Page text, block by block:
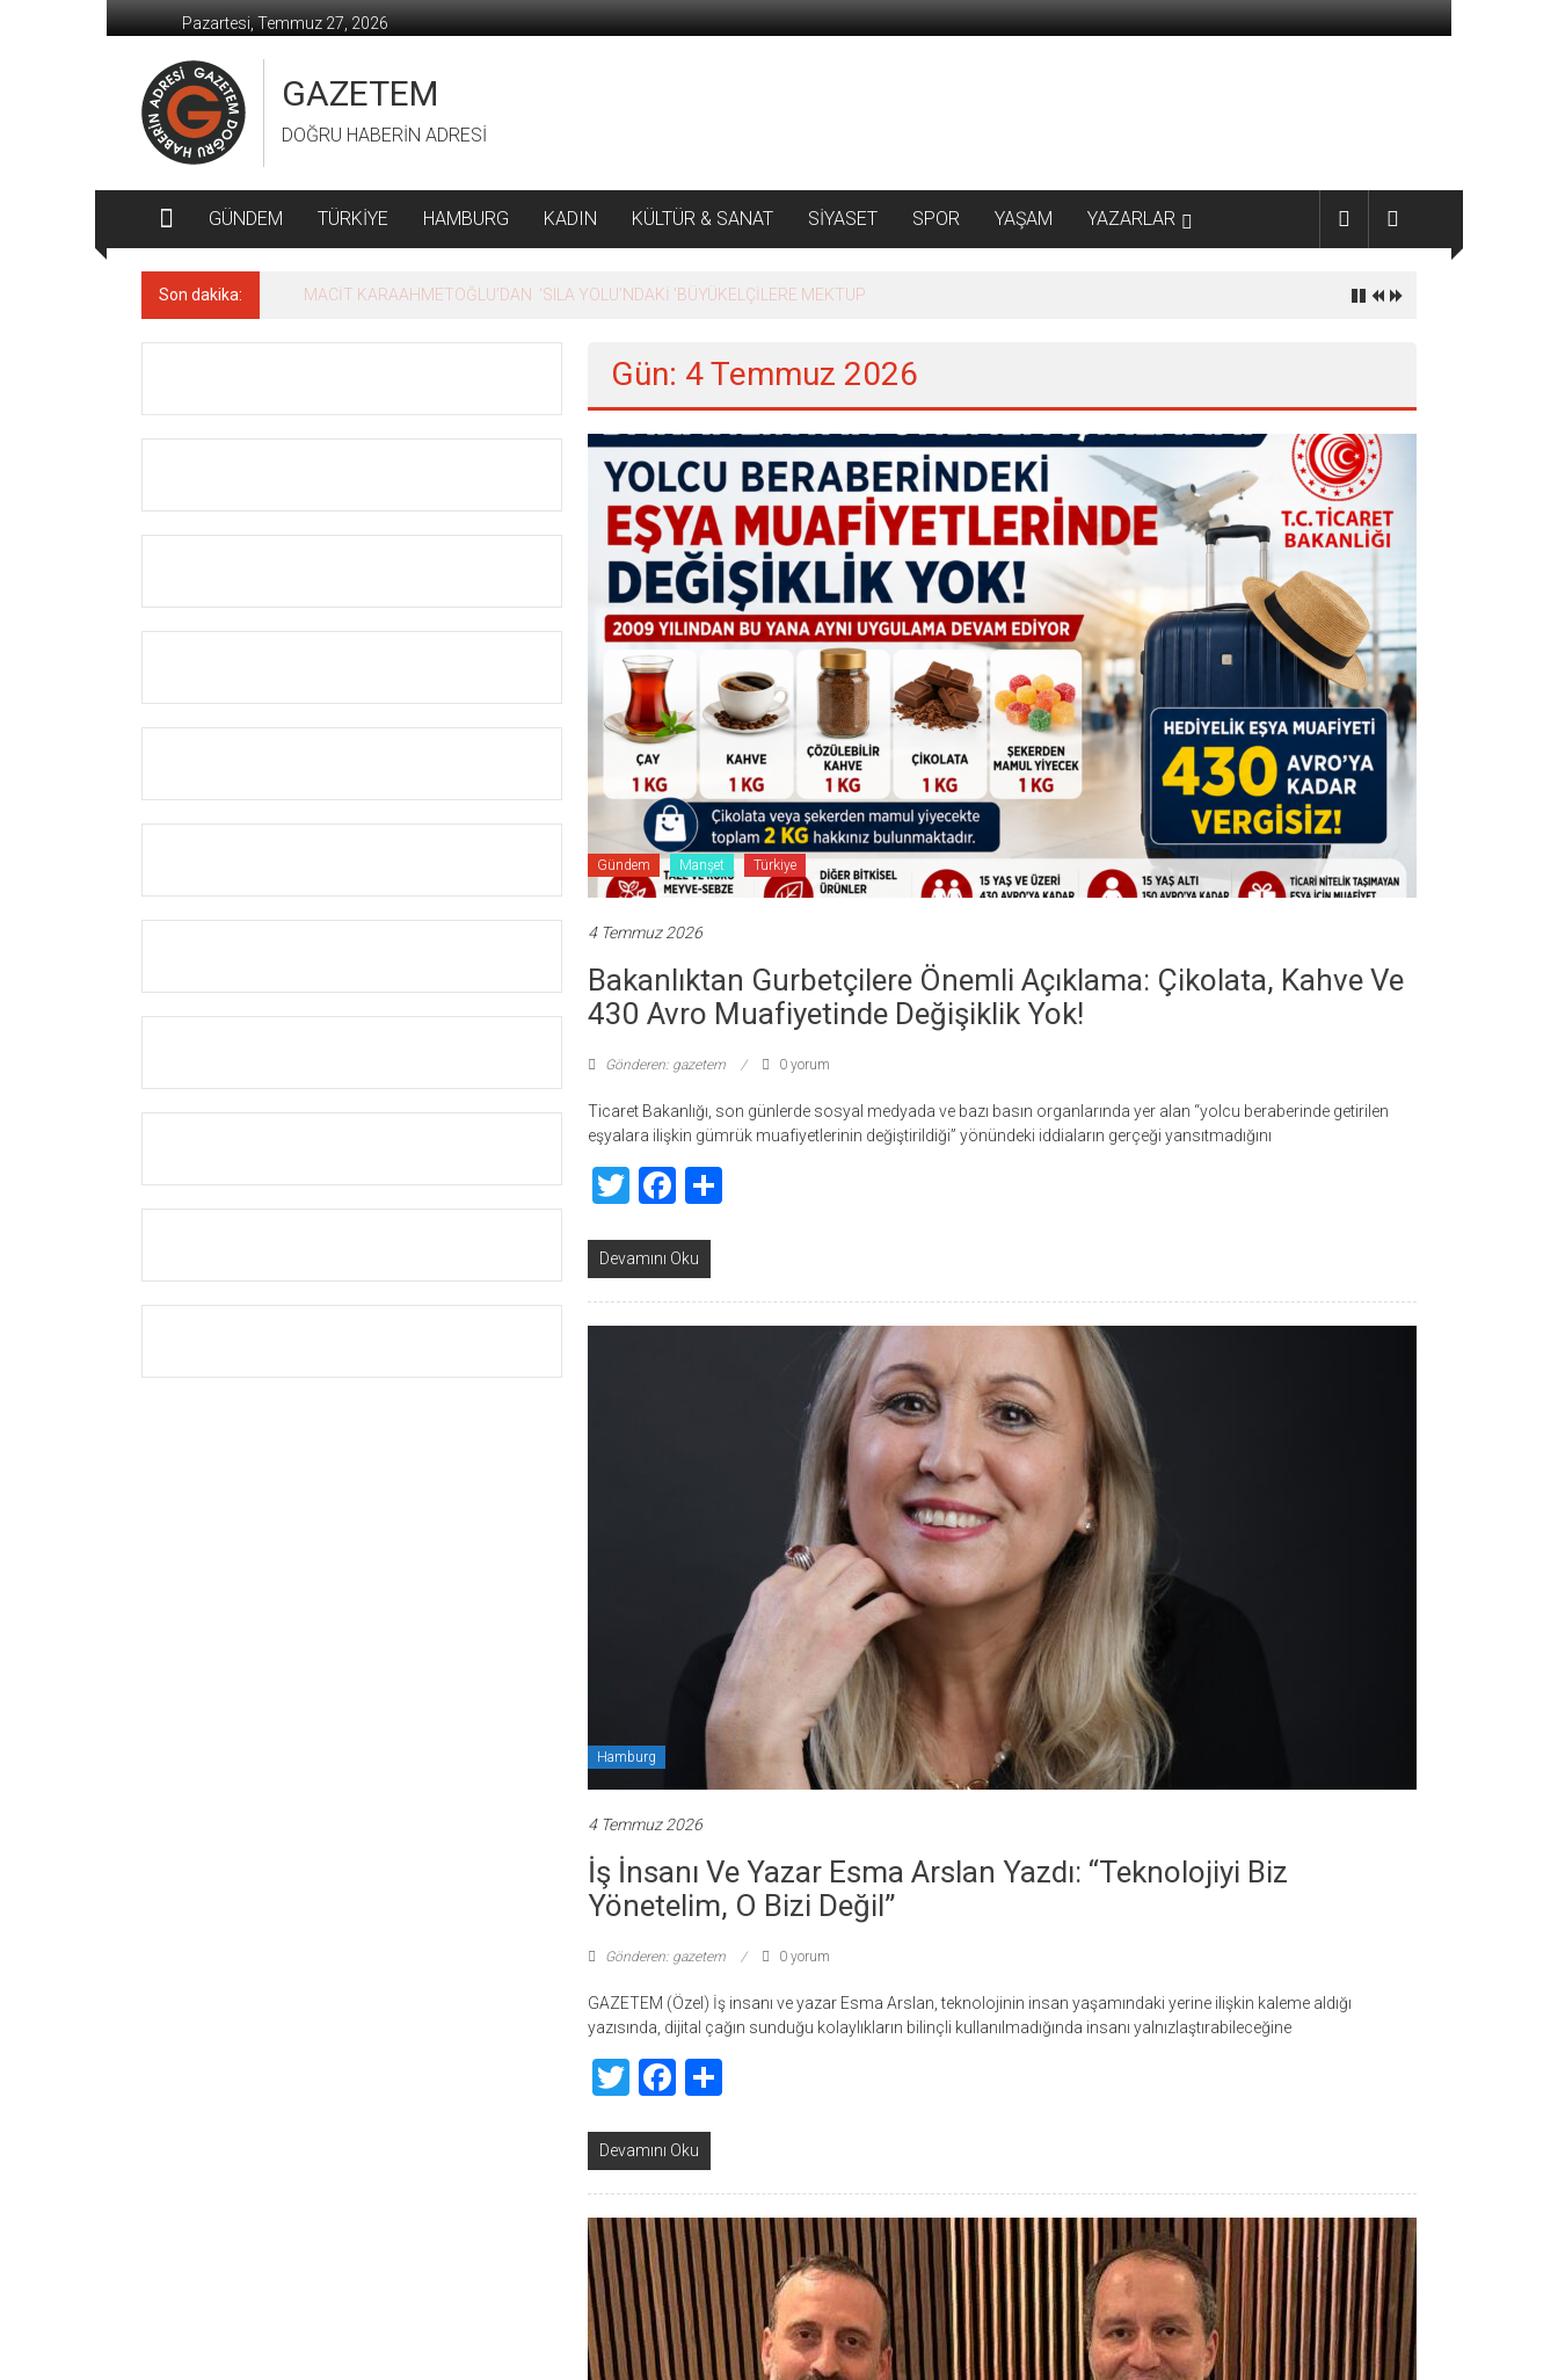
geç
Pazartesi, Temmuz 27, 2026
GAZETEM
DOĞRU HABERİN ADRESİ
GÜNDEM TÜRKİYE HAMBURG KADIN KÜLTÜR & SANAT SİYASET SPOR YAŞAM YAZARLAR
Son dakika: MACİT KARAAHMETOĞLU’DAN ‘SILA YOLU’NDAKİ ’BÜYÜKELÇİLERE MEKTUP
Gün: 4 Temmuz 2026
Gündem Manşet Türkiye
4 Temmuz 2026
Bakanlıktan Gurbetçilere Önemli Açıklama: Çikolata, Kahve Ve
430 Avro Muafiyetinde Değişiklik Yok!
Gönderen: gazetem 0 yorum
Ticaret Bakanlığı, son günlerde sosyal medyada ve bazı basın organlarında yer alan “yolcu beraberinde getirilen
eşyalara ilişkin gümrük muafiyetlerinin değiştirildiği” yönündeki iddiaların gerçeği yansıtmadığını
TwitterFacebook
Devamını Oku
Hamburg
4 Temmuz 2026
İş İnsanı Ve Yazar Esma Arslan Yazdı: “Teknolojiyi Biz
Yönetelim, O Bizi Değil”
Gönderen: gazetem 0 yorum
GAZETEM (Özel) İş insanı ve yazar Esma Arslan, teknolojinin insan yaşamındaki yerine ilişkin kaleme aldığı
yazısında, dijital çağın sunduğu kolaylıkların bilinçli kullanılmadığında insanı yalnızlaştırabileceğine
TwitterFacebook
Devamını Oku